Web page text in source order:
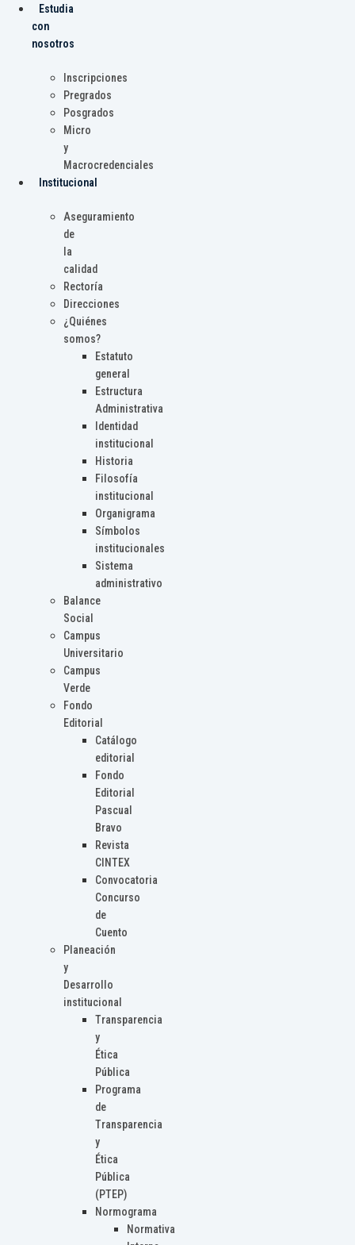
Estudia
con
nosotros
Inscripciones
Pregrados
Posgrados
Micro
y
Macrocredenciales
Institucional
Aseguramiento
de
la
calidad
Rectoría
Direcciones
¿Quiénes
somos?
Estatuto
general
Estructura
Administrativa
Identidad
institucional
Historia
Filosofía
institucional
Organigrama
Símbolos
institucionales
Sistema
administrativo
Balance
Social
Campus
Universitario
Campus
Verde
Fondo
Editorial
Catálogo
editorial
Fondo
Editorial
Pascual
Bravo
Revista
CINTEX
Convocatoria
Concurso
de
Cuento
Planeación
y
Desarrollo
institucional
Transparencia
y
Ética
Pública
Programa
de
Transparencia
y
Ética
Pública
(PTEP)
Normograma
Normativa